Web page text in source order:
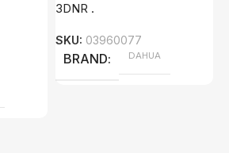
3DNR .
SKU: 03960077
BRAND DAHUA